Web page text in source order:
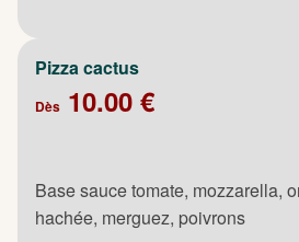
Pizza cactus
Dès 10.00 €
Base sauce tomate, mozzarella,
hachée, merguez, poivrons